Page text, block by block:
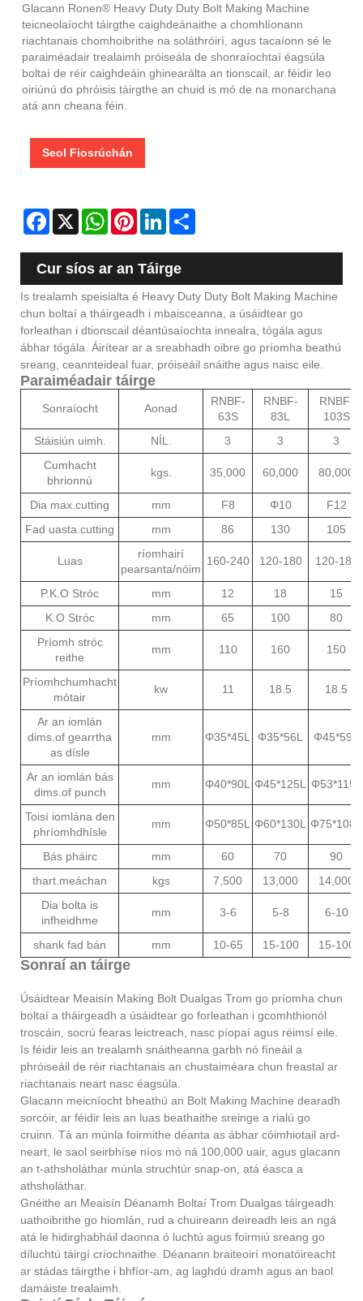
Glacann Ronen® Heavy Duty Duty Bolt Making Machine
teicneolaíocht táirgthe caighdeánaithe a chomhlíonann
riachtanais chomhoibrithe na soláthróirí, agus tacaíonn sé le
paraiméadair trealaimh próiseála de shonraíochtaí éagsúla
boltaí de réir caighdeáin ghinearálta an tionscail, ar féidir leo
oiriúnú do phróisis táirgthe an chuid is mó de na monarchana
atá ann cheana féin.
Seol Fiosrúchán
Facebook
X WhatsAppPinterestLinkedIn
Cur síos ar an Táirge
Is trealamh speisialta é Heavy Duty Duty Bolt Making Machine
chun boltaí a tháirgeadh i mbaisceanna, a úsáidtear go
forleathan i dtionscail déantúsaíochta innealra, tógála agus
ábhar tógála. Áirítear ar a sreabhadh oibre go príomha beathú
sreang, ceannteideal fuar, próiseáil snáithe agus naisc eile.
Paraiméadair táirge
Sonraíocht Aonad
RNBF-
63S
RNBF-
83L
RNBF-
103S
Stáisiún uimh.
NÍL. 3 3
3
Cumhacht
bhrionnú
kgs. 35,000 60,000 80,000
Dia max.cutting mm F8 Φ10
F12
Fad uasta.cutting
mm 86 130 105
Luas
ríomhairí
pearsanta/nóim
160-240 120-180 120-180
P.K.O Stróc mm 12 18
15
K.O Stróc
mm 65 100
80
Príomh stróc
reithe
mm 110 160 150
Príomhchumhacht
mótair
kw 11 18.5 18.5
Ar an iomlán
dims.of gearrtha
as dísle
mm Φ35*45L Φ35*56L Φ45*59L
Ar an iomlán bás
dims.of punch
mm Φ40*90L Φ45*125L Φ53*115L
Toisí iomlána den
phríomhdhísle
mm Φ50*85L Φ60*130L Φ75*108L
Bás pháirc mm 60 70
90
thart.meáchan
kgs 7,500 13,000
14,000
Dia bolta is
infheidhme
mm 3-6 5-8 6-10
shank fad bán mm 10-65 15-100 15-100
Sonraí an táirge
Úsáidtear Meaisín Making Bolt Dualgas Trom go príomha chun
boltaí a tháirgeadh a úsáidtear go forleathan i gcomhthionól
troscáin, socrú fearas leictreach, nasc píopaí agus réimsí eile.
Is féidir leis an trealamh snáitheanna garbh nó fíneáil a
phróiseáil de réir riachtanais an chustaiméara chun freastal ar
riachtanais neart nasc éagsúla.
Glacann meicníocht bheathú an Bolt Making Machine dearadh
sorcóir, ar féidir leis an luas beathaithe sreinge a rialú go
cruinn. Tá an múnla foirmithe déanta as ábhar cóimhiotail ard-
neart, le saol seirbhíse níos mó ná 100,000 uair, agus glacann
an t-athsholáthar múnla struchtúr snap-on, atá éasca a
athsholáthar.
Gnéithe an Meaisín Déanamh Boltaí Trom Dualgas táirgeadh
uathoibrithe go hiomlán, rud a chuireann deireadh leis an ngá
atá le hidirghabháil daonna ó luchtú agus foirmiú sreang go
díluchtú táirgí críochnaithe. Déanann braiteoirí monatóireacht
ar stádas táirgthe i bhfíor-am, ag laghdú dramh agus an baol
damáiste trealaimh.